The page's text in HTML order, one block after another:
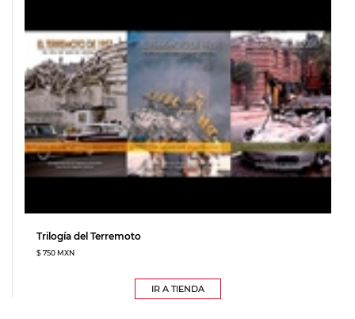
Trilogía del Terremoto
$ 750 MXN
IR A TIENDA